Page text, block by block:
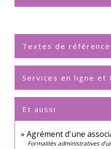
Textes de référence
Services en ligne et
Et aussi
Agrément d'une
Formalités administratives